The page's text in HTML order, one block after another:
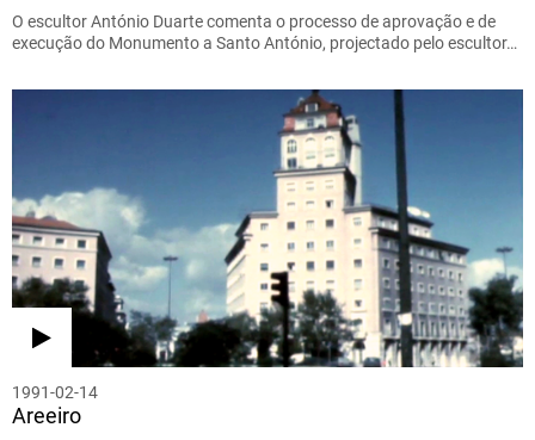
O escultor António Duarte comenta o processo de aprovação e de
execução do Monumento a Santo António, projectado pelo escultor…
1991-02-14
Areeiro